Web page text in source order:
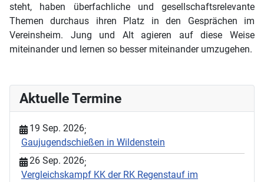
steht, haben überfachliche und gesellschaftsrelevante
Themen durchaus ihren Platz in den Gesprächen im
Vereinsheim. Jung und Alt agieren auf diese Weise
miteinander und lernen so besser miteinander umzugehen.
Aktuelle Termine
19 Sep. 2026;
Gaujugendschießen in Wildenstein
26 Sep. 2026;
Vergleichskampf KK der RK Regenstauf im